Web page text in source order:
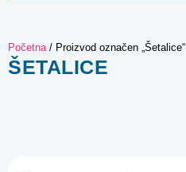
Početna / Proizvod označen „Šetalice“
ŠETALICE